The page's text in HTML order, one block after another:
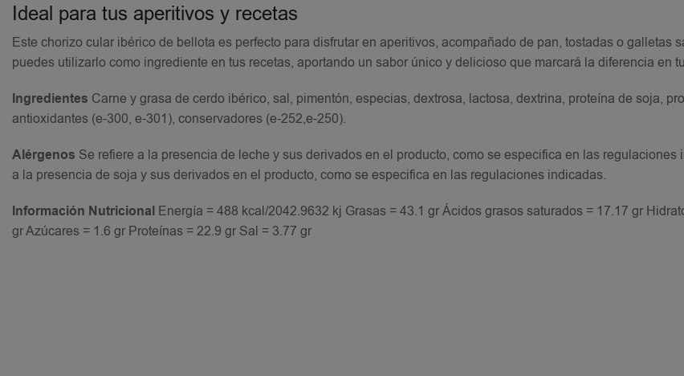
Ideal para tus aperitivos y recetas
Este chorizo cular ibérico de bellota es perfecto para disfrutar en aperitivos, acompañado de pan, tostadas o galletas
puedes utilizarlo como ingrediente en tus recetas, aportando un sabor único y delicioso que marcará la diferencia en
Ingredientes Carne y grasa de cerdo ibérico, sal, pimentón, especias, dextrosa, lactosa, dextrina, proteína de soja,
antioxidantes (e-300, e-301), conservadores (e-252,e-250).
Alérgenos Se refiere a la presencia de leche y sus derivados en el producto, como se especifica en las regulaciones
a la presencia de soja y sus derivados en el producto, como se especifica en las regulaciones indicadas.
Información Nutricional Energía = 488 kcal/2042.9632 kj Grasas = 43.1 gr Ácidos grasos saturados = 17.17 gr
gr Azúcares = 1.6 gr Proteínas = 22.9 gr Sal = 3.77 gr